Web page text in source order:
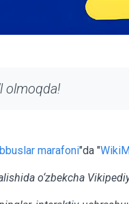
olmoqda!
marafoni"da "
o‘zbekcha